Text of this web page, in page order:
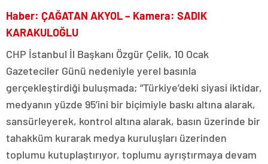
Haber: ÇAĞATAN AKYOL – Kamera: SADIK
KARAKULOĞLU
CHP İstanbul İl Başkanı Özgür Çelik, 10 Ocak
Gazeteciler Günü nedeniyle yerel basınla
gerçekleştirdiği buluşmada; “Türkiye’deki siyasi iktidar,
medyanın yüzde 95’ini bir biçimiyle baskı altına alarak,
sansürleyerek, kontrol altına alarak, basın üzerinde bir
tahakküm kurarak medya kuruluşları üzerinden
toplumu kutuplaştırıyor, toplumu ayrıştırmaya devam